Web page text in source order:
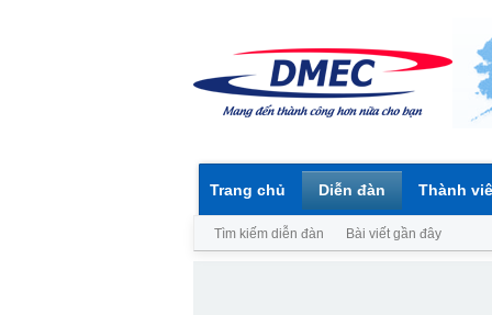
Trang chủ Diễn đàn
Tìm kiếm diễn đàn Bài viết gần đây
Thành